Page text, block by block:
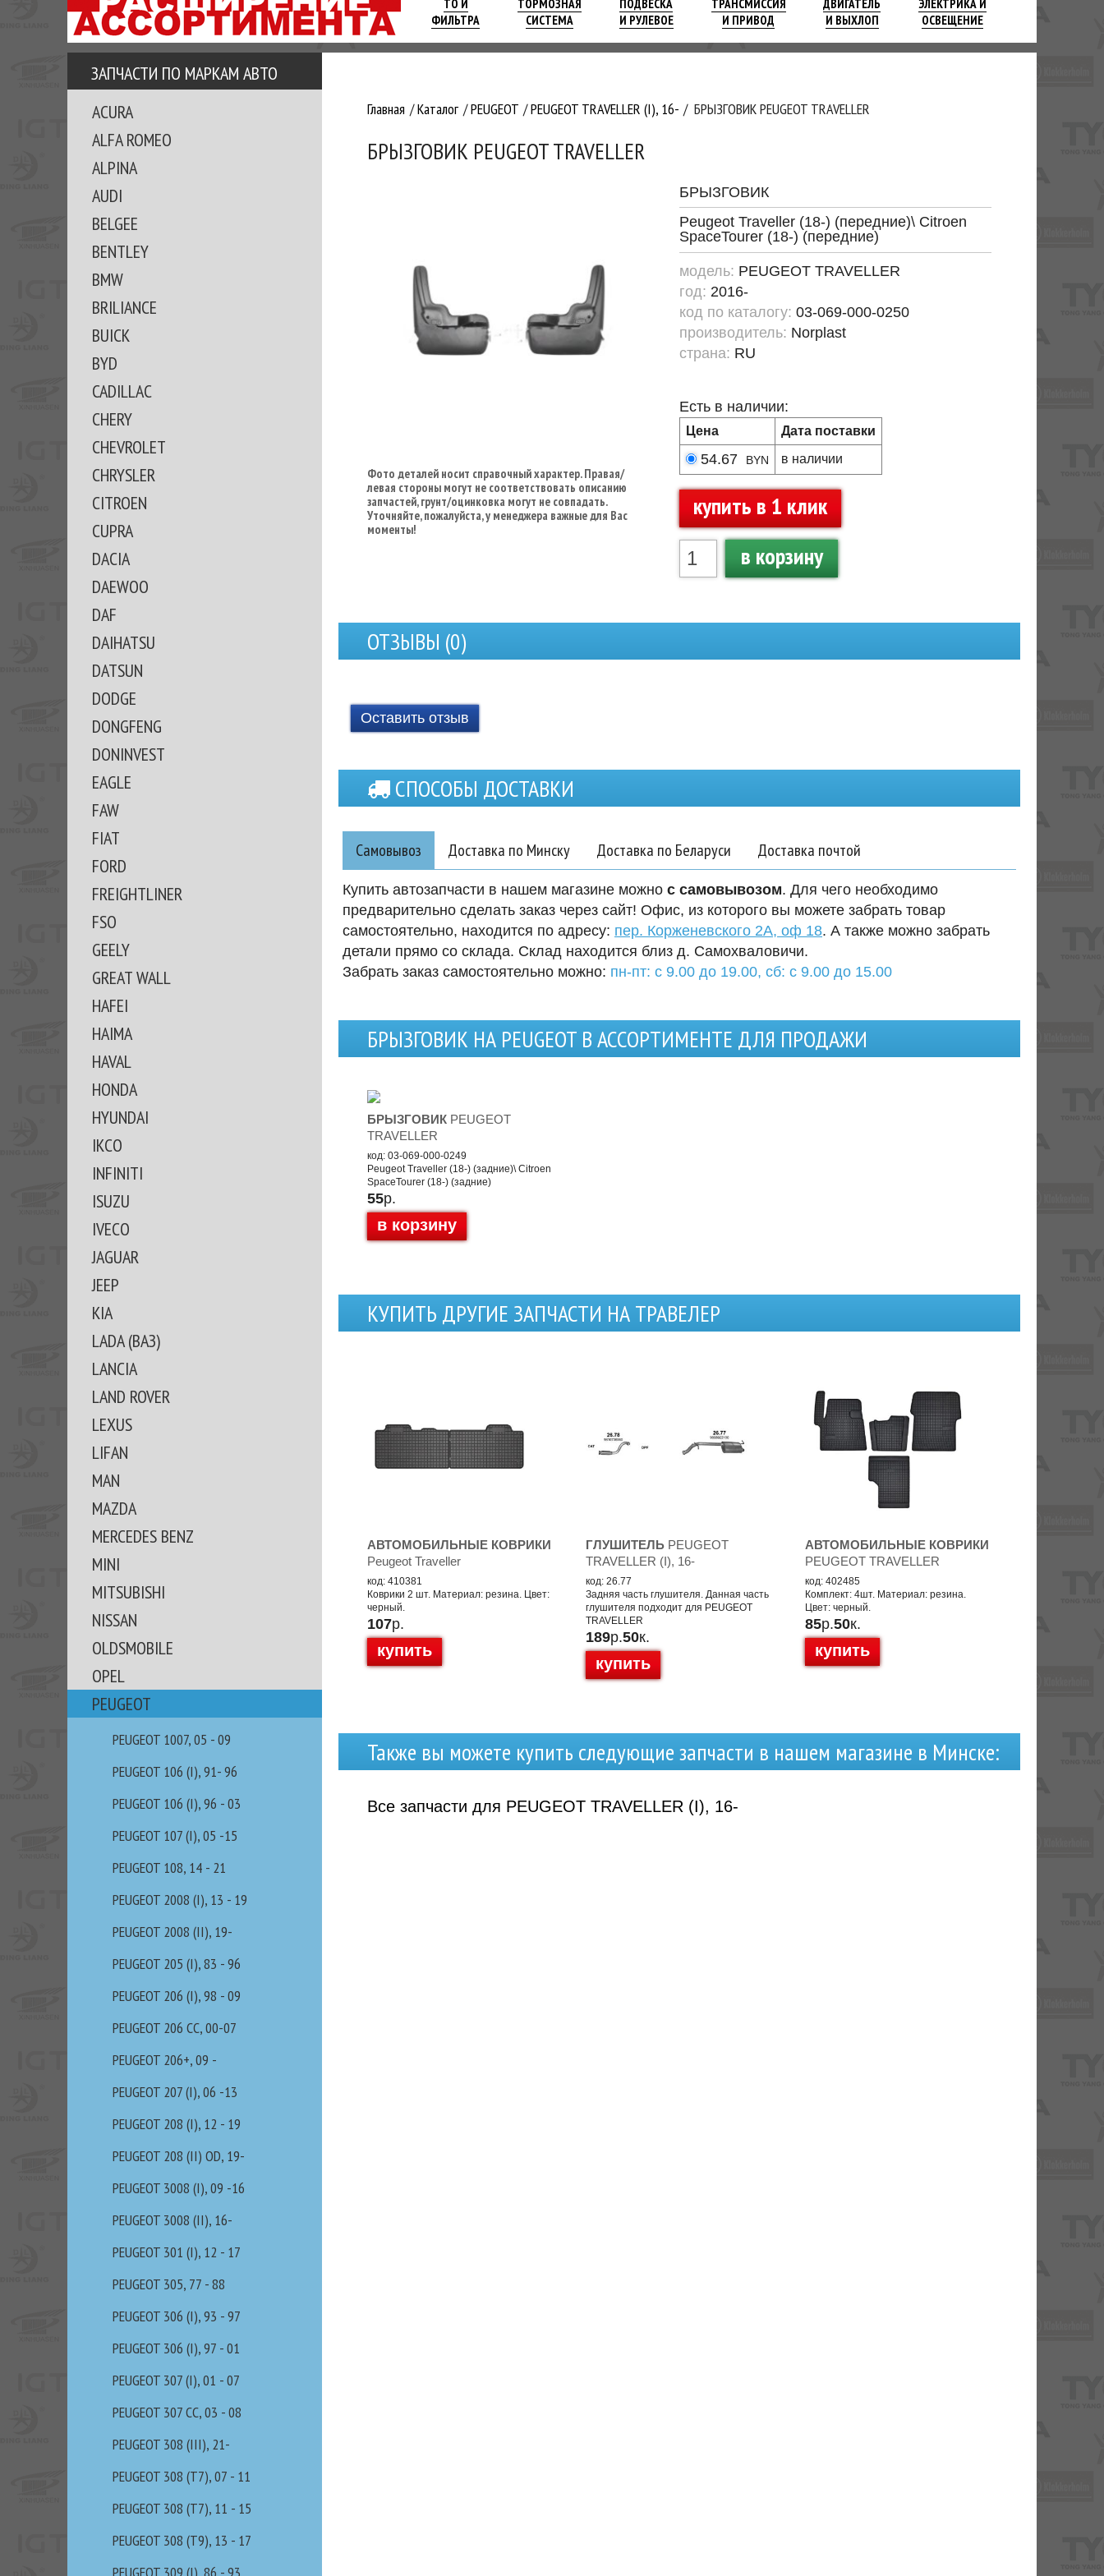
ТО И
ФИЛЬТРА
ТОРМОЗНАЯ
СИСТЕМА
ПОДВЕСКА
И РУЛЕВОЕ
ТРАНСМИССИЯ
И ПРИВОД
ДВИГАТЕЛЬ
И ВЫХЛОП
ЭЛЕКТРИКА И
ОСВЕЩЕНИЕ
ЗАПЧАСТИ ПО МАРКАМ АВТО
ACURA
ALFA ROMEO
ALPINA
AUDI
BELGEE
BENTLEY
BMW
BRILIANCE
BUICK
BYD
CADILLAC
CHERY
CHEVROLET
CHRYSLER
CITROEN
CUPRA
DACIA
DAEWOO
DAF
DAIHATSU
DATSUN
DODGE
DONGFENG
DONINVEST
EAGLE
FAW
FIAT
FORD
FREIGHTLINER
FSO
GEELY
GREAT WALL
HAFEI
HAIMA
HAVAL
HONDA
HYUNDAI
IKCO
INFINITI
ISUZU
IVECO
JAGUAR
JEEP
KIA
LADA (ВАЗ)
LANCIA
LAND ROVER
LEXUS
LIFAN
MAN
MAZDA
MERCEDES BENZ
MINI
MITSUBISHI
NISSAN
OLDSMOBILE
OPEL
PEUGEOT
PEUGEOT 1007, 05 - 09
PEUGEOT 106 (I), 91- 96
PEUGEOT 106 (I), 96 - 03
PEUGEOT 107 (I), 05 -15
PEUGEOT 108, 14 - 21
PEUGEOT 2008 (I), 13 - 19
PEUGEOT 2008 (II), 19-
PEUGEOT 205 (I), 83 - 96
PEUGEOT 206 (I), 98 - 09
PEUGEOT 206 CC, 00-07
PEUGEOT 206+, 09 -
PEUGEOT 207 (I), 06 -13
PEUGEOT 208 (I), 12 - 19
PEUGEOT 208 (II) OD, 19-
PEUGEOT 3008 (I), 09 -16
PEUGEOT 3008 (II), 16-
PEUGEOT 301 (I), 12 - 17
PEUGEOT 305, 77 - 88
PEUGEOT 306 (I), 93 - 97
PEUGEOT 306 (I), 97 - 01
PEUGEOT 307 (I), 01 - 07
PEUGEOT 307 CC, 03 - 08
PEUGEOT 308 (III), 21-
PEUGEOT 308 (T7), 07 - 11
PEUGEOT 308 (T7), 11 - 15
PEUGEOT 308 (T9), 13 - 17
Главная Каталог PEUGEOT PEUGEOT TRAVELLER (I), 16- БРЫЗГОВИК PEUGEOT TRAVELLER
БРЫЗГОВИК PEUGEOT TRAVELLER
Фото деталей носит справочный характер. Правая/
левая стороны могут не соответствовать описанию
запчастей, грунт/оцинковка могут не совпадать.
Уточняйте, пожалуйста, у менеджера важные для Вас
моменты!
БРЫЗГОВИК
Peugeot Traveller (18-) (передние)\ Citroen
SpaceTourer (18-) (передние)
модель: PEUGEOT TRAVELLER
год: 2016-
код по каталогу: 03-069-000-0250
производитель: Norplast
страна: RU
Есть в наличии:
Цена Дата поставки
54.67 BYN в наличии
купить в 1 клик
в корзину
ОТЗЫВЫ (0)
Оставить отзыв
СПОСОБЫ ДОСТАВКИ
Самовывоз Доставка по Минску Доставка по Беларуси Доставка почтой
Купить автозапчасти в нашем магазине можно с самовывозом. Для чего необходимо
предварительно сделать заказ через сайт! Офис, из которого вы можете забрать товар
самостоятельно, находится по адресу: пер. Корженевского 2А, оф 18. А также можно забрать
детали прямо со склада. Склад находится близ д. Самохваловичи.
Забрать заказ самостоятельно можно: пн-пт: с 9.00 до 19.00, сб: с 9.00 до 15.00
БРЫЗГОВИК НА PEUGEOT В АССОРТИМЕНТЕ ДЛЯ ПРОДАЖИ
БРЫЗГОВИК PEUGEOT
TRAVELLER
код: 03-069-000-0249
Peugeot Traveller (18-) (задние)\ Citroen
SpaceTourer (18-) (задние)
55р.
в корзину
КУПИТЬ ДРУГИЕ ЗАПЧАСТИ НА ТРАВЕЛЕР
АВТОМОБИЛЬНЫЕ КОВРИКИ
Peugeot Traveller
код: 410381
Коврики 2 шт. Материал: резина. Цвет:
черный.
107р.
купить
ГЛУШИТЕЛЬ PEUGEOT
TRAVELLER (I), 16-
код: 26.77
Задняя часть глушителя. Данная часть
глушителя подходит для PEUGEOT
TRAVELLER
189р.50к.
купить
АВТОМОБИЛЬНЫЕ КОВРИКИ
PEUGEOT TRAVELLER
код: 402485
Комплект: 4шт. Материал: резина.
Цвет: черный.
85р.50к.
купить
Также вы можете купить следующие запчасти в нашем магазине в Минске:
Все запчасти для PEUGEOT TRAVELLER (I), 16-